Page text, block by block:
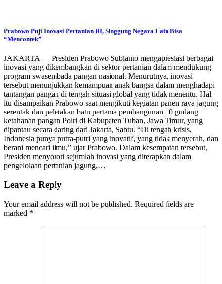
Prabowo Puji Inovasi Pertanian RI, Singgung Negara Lain Bisa
“Mencontek”
JAKARTA — Presiden Prabowo Subianto mengapresiasi berbagai
inovasi yang dikembangkan di sektor pertanian dalam mendukung
program swasembada pangan nasional. Menurutnya, inovasi
tersebut menunjukkan kemampuan anak bangsa dalam menghadapi
tantangan pangan di tengah situasi global yang tidak menentu. Hal
itu disampaikan Prabowo saat mengikuti kegiatan panen raya jagung
serentak dan peletakan batu pertama pembangunan 10 gudang
ketahanan pangan Polri di Kabupaten Tuban, Jawa Timur, yang
dipantau secara daring dari Jakarta, Sabtu. “Di tengah krisis,
Indonesia punya putra-putri yang inovatif, yang tidak menyerah, dan
berani mencari ilmu,” ujar Prabowo. Dalam kesempatan tersebut,
Presiden menyoroti sejumlah inovasi yang diterapkan dalam
pengelolaan pertanian jagung,…
Leave a Reply
Your email address will not be published. Required fields are
marked *